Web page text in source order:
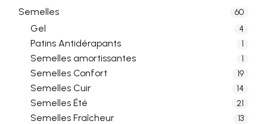
Semelles 60
Gel 4
Patins Antidérapants 1
Semelles amortissantes 1
Semelles Confort 19
Semelles Cuir 14
Semelles Été 21
Semelles Fraîcheur 13